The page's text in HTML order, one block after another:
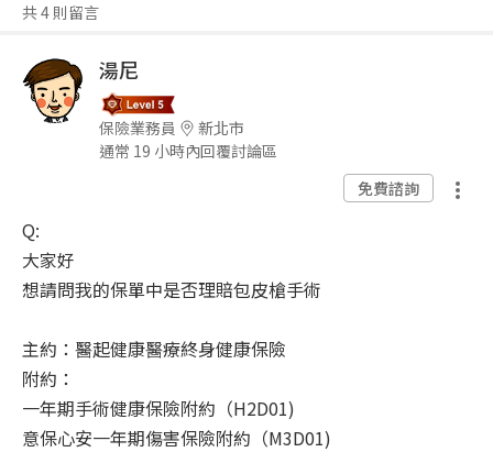
共 4 則留言
湯尼
保險業務員
新北市
通常 19 小時內回覆討論區
免費諮詢
Q:
大家好
想請問我的保單中是否理賠包皮槍手術
主約：醫起健康醫療終身健康保險
附約：
一年期手術健康保險附約（H2D01)
意保心安一年期傷害保險附約（M3D01)